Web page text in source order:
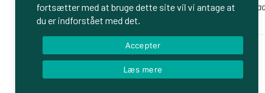
Vi er
Login
fortsætter med at bruge dette site vil vi antage at
du er indforstået med det.
Accepter
Læs mere